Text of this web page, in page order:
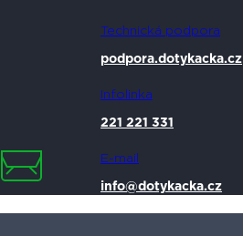
Technická podpora
podpora.dotykacka.cz
Infolinka
221 221 331
E-mail
info@dotykacka.cz